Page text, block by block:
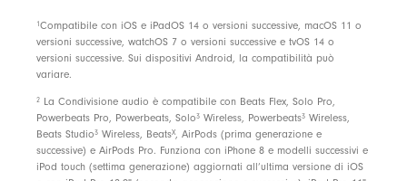
Connettore di ricarica USB-C (incluso)
Batteria ricaricabile agli ioni di litio
Controlli
Controlli integrati per musica, chiamate e assistente
1Compatibile con iOS e iPadOS 14 o versioni successive, macOS 11 o
versioni successive, watchOS 7 o versioni successive e tvOS 14 o
versioni successive. Sui dispositivi Android, la compatibilità può
variare.
2
La Condivisione audio è compatibile con Beats Flex, Solo Pro,
Powerbeats Pro, Powerbeats, Solo3 Wireless, Powerbeats3 Wireless,
Beats Studio3 Wireless, BeatsX, AirPods (prima generazione e
successive) e AirPods Pro. Funziona con iPhone 8 e modelli successivi e
iPod touch (settima generazione) aggiornati all’ultima versione di iOS